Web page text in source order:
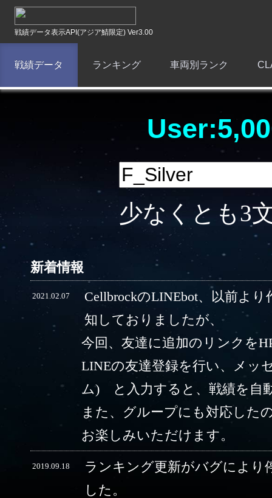
戦績データ表示API(アジア鯖限定) Ver3.00
戦績データ ランキング 車両別ランク
少なくとも3
新着情報
2021.02.07
CellbrockのLINEbot、以前よ
知しておりましたが、
今回、友達に追加のリンクを
LINEの友達登録を行い、メ
ム) と入力すると、戦績を自
また、グループにも対応した
お楽しみいただけます。
2019.09.18
ランキング更新がバグにより
した。